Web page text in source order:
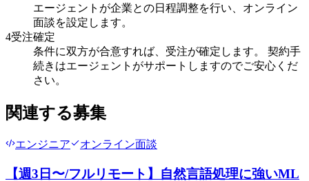
エージェントが企業との日程調整を行い、オンライン
面談を設定します。
4受注確定
条件に双方が合意すれば、受注が確定します。 契約手
続きはエージェントがサポートしますのでご安心くだ
さい。
関連する募集
エンジニア オンライン面談
【週3日〜/フルリモート】自然言語処理に強いML